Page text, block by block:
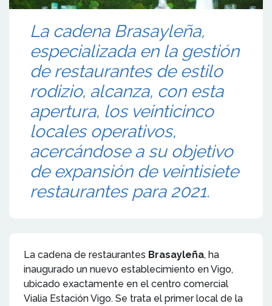
La cadena Brasayleña,
especializada en la gestión
de restaurantes de estilo
rodizio, alcanza, con esta
apertura, los veinticinco
locales operativos,
acercándose a su objetivo
de expansión de veintisiete
restaurantes para 2021.
La cadena de restaurantes Brasayleña, ha
inaugurado un nuevo establecimiento en Vigo,
ubicado exactamente en el centro comercial
Vialia Estación Vigo. Se trata el primer local de la